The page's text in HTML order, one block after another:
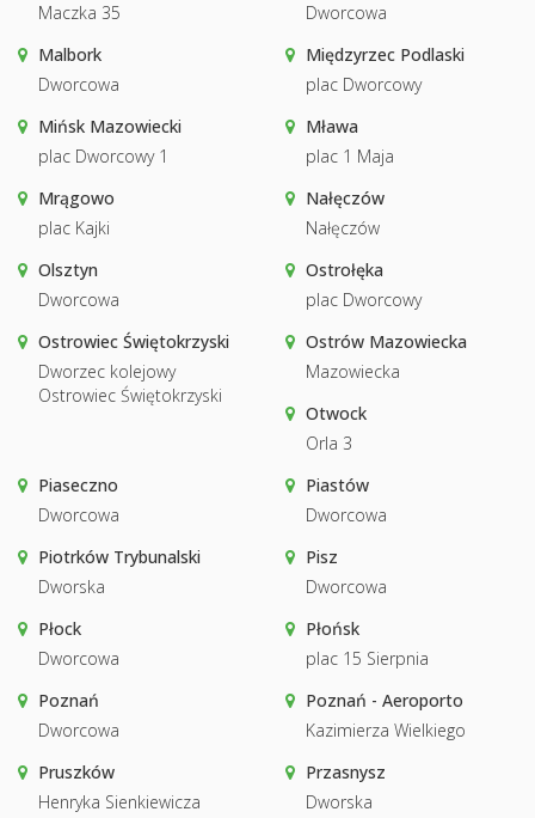
Maczka 35
Dworcowa
Malbork
Dworcowa
Międzyrzec Podlaski
plac Dworcowy
Mińsk Mazowiecki
plac Dworcowy 1
Mława
plac 1 Maja
Mrągowo
plac Kajki
Nałęczów
Nałęczów
Olsztyn
Dworcowa
Ostrołęka
plac Dworcowy
Ostrowiec Świętokrzyski
Dworzec kolejowy
Ostrowiec Świętokrzyski
Ostrów Mazowiecka
Mazowiecka
Otwock
Orla 3
Piaseczno
Dworcowa
Piastów
Dworcowa
Piotrków Trybunalski
Dworska
Pisz
Dworcowa
Płock
Dworcowa
Płońsk
plac 15 Sierpnia
Poznań
Dworcowa
Poznań - Aeroporto
Kazimierza Wielkiego
Pruszków
Henryka Sienkiewicza
Przasnysz
Dworska